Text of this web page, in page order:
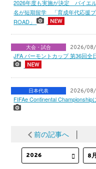
2026年度も実施が決定 バイエ
名が短期留学 「育成年代応援
ROAD」
大会・試合 2026/08/
JFA バーモントカップ 第36回全
日本代表 2026/
FIFAe Continental
前の記事へ